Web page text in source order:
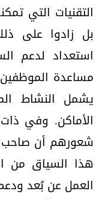
التقنيات التي
بل زادوا على
استعداد لدعم
مساعدة
يشمل النشاط
الأماكن. وفي
شعورهم أن صاحب
هذا السياق من
العمل عن بُعد